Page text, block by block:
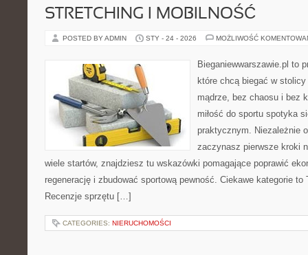
STRETCHING I MOBILNOŚĆ
POSTED BY ADMIN STY - 24 - 2026 MOŻLIWOŚĆ
Bieganiewwarszawie.pl to
które chcą biegać w
mądrze, bez chaosu i bez
miłość do sportu spotyka
praktycznym. Niezależnie
zaczynasz pierwsze kroki
wiele startów, znajdziesz tu wskazówki pomagające poprawić
regenerację i zbudować sportową pewność. Ciekawe kategorie to
Recenzje sprzętu […]
CATEGORIES: NIERUCHOMOŚCI